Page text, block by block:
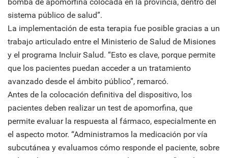
sistema público de salud”.
La implementación de esta terapia fue posible gracias a un
trabajo articulado entre el Ministerio de Salud de Misiones
y el programa Incluir Salud. “Esto es clave, porque permite
que los pacientes puedan acceder a un tratamiento
avanzado desde el ámbito público”, remarcó.
Antes de la colocación definitiva del dispositivo, los
pacientes deben realizar un test de apomorfina, que
permite evaluar la respuesta al fármaco, especialmente en
el aspecto motor. “Administramos la medicación por vía
subcutánea y evaluamos cómo responde el paciente, sobre